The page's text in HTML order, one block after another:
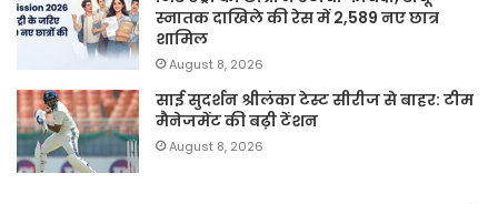
स्नातक दाखिले की रेस में 2,589 नए छात्र
शामिल
August 8, 2026
साई सुदर्शन श्रीलंका टेस्ट सीरीज से बाहर: टीम
मैनेजमेंट की बढ़ी टेंशन
August 8, 2026